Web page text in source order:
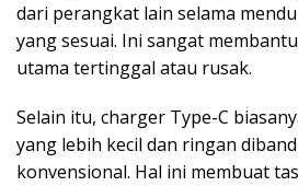
dari perangkat lain selama
yang sesuai. Ini sangat
utama tertinggal atau rusak.
Selain itu, charger Type-C
yang lebih kecil dan ringan
konvensional. Hal ini membuat